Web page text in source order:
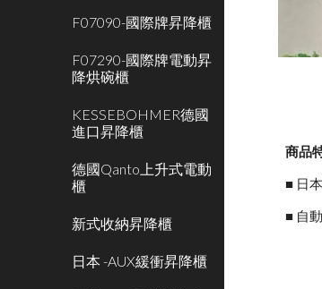
F07090-國際牌昇降櫃
F07290-國際牌電動昇
降烘碗櫃
KESSEBOHMER德國
進口昇降櫃
德國Qanto上升式電動
櫃
新式收納昇降櫃
日本 -AUX緩衝昇降櫃
商品
■ 日
■ 自